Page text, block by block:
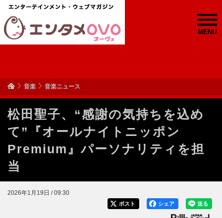
MENU
音楽 音楽ニュース
松田聖子、“感謝の気持ちを込め
て”『オールナイトニッポン
Premium』パーソナリティを担
当
2026年1月19日 / 09:30
送る
シェア
ポスト